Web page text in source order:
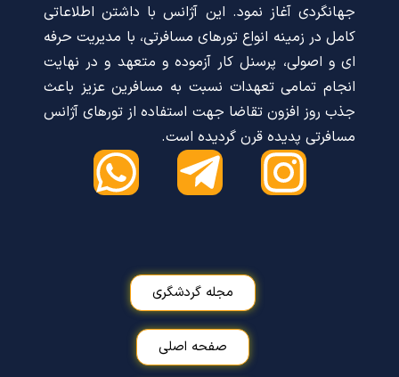
جهانگردی آغاز نمود. این آژانس با داشتن اطلاعاتی
کامل در زمینه انواع تورهای مسافرتی، با مدیریت حرفه
ای و اصولی، پرسنل کار آزموده و متعهد و در نهایت
انجام تمامی تعهدات نسبت به مسافرین عزیز باعث
جذب روز افزون تقاضا جهت استفاده از تورهای آژانس
مسافرتی پدیده قرن گردیده است.
مجله گردشگری
صفحه اصلی